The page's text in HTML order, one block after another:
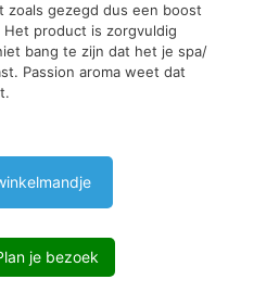
zoals gezegd dus een boost
product is zorgvuldig
bang te zijn dat het je spa/
Passion aroma weet dat
je bezoek